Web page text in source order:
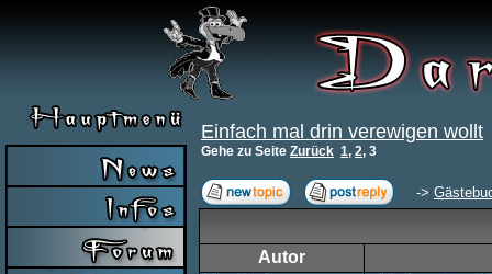
Einfach mal drin verewigen wollt
Gehe zu Seite Zurück 1, 2, 3
->
Autor